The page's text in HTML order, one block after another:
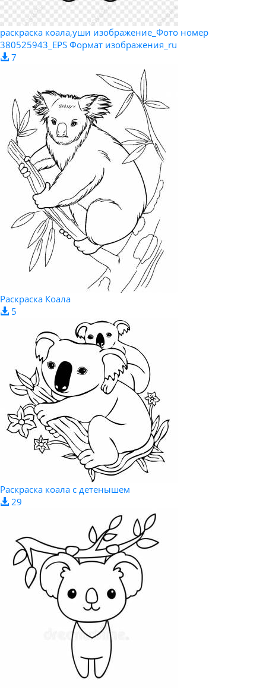
раскраска коала,уши изображение_Фото номер
380525943_EPS Формат изображения_ru
7
Раскраска Коала
5
Раскраска коала с детенышем
29